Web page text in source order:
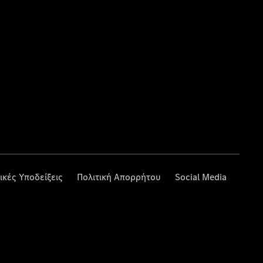
Υποδείξεις Πολιτική Απορρήτου Social Media